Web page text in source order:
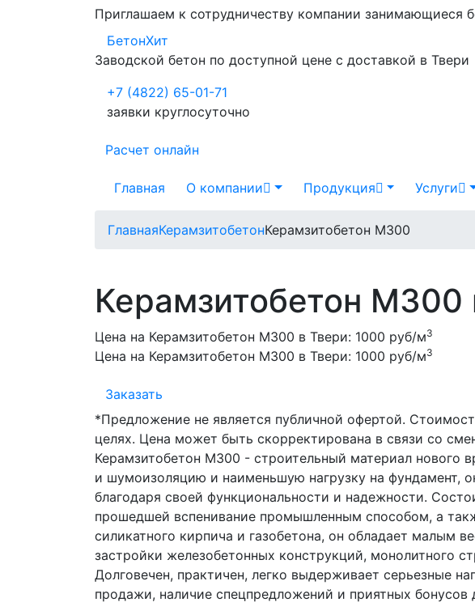
Приглашаем к сотрудничеству компании занимающиеся
БетонХит
Заводской бетон по доступной цене с доставкой в Твери
+7 (4822) 65-01-71
заявки круглосуточно
Расчет онлайн
Главная О компании Продукция Услуги
ГлавнаяКерамзитобетонКерамзитобетон М300
Керамзитобетон М300
Цена на Керамзитобетон М300 в Твери: 1000 руб/м3
Цена на Керамзитобетон М300 в Твери: 1000 руб/м3
Заказать
*Предложение не является публичной офертой.
целях. Цена может быть скорректирована в связи со
Керамзитобетон М300 - строительный материал
и шумоизоляцию и наименьшую нагрузку на фундамент,
благодаря своей функциональности и надежности.
прошедшей вспенивание промышленным способом, а
силикатного кирпича и газобетона, он обладает малым
застройки железобетонных конструкций, монолитного
Долговечен, практичен, легко выдерживает серьезные
продажи, наличие спецпредложений и приятных